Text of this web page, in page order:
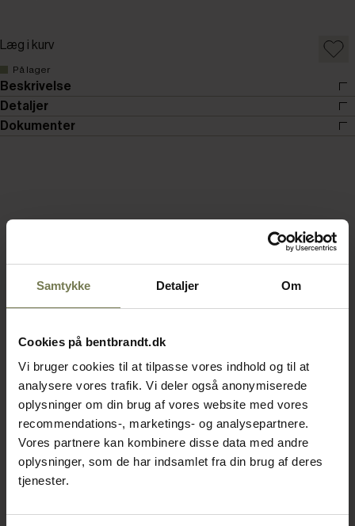
Samtykke Detaljer Om
Cookies på bentbrandt.dk
Vi bruger cookies til at tilpasse vores indhold og til at
analysere vores trafik. Vi deler også anonymiserede
oplysninger om din brug af vores website med vores
recommendations-, marketings- og analysepartnere.
Vores partnere kan kombinere disse data med andre
oplysninger, som de har indsamlet fra din brug af deres
tjenester.
Læg i kurv
På lager
Beskrivelse
Detaljer
Dokumenter